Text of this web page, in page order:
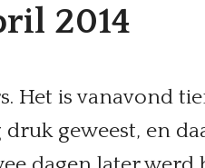
2014
Het is vanavond
geweest, en